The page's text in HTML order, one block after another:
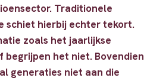
Traditionele
schiet hierbij echter tekort.
zoals het jaarlijkse
het niet. Bovendien
generaties niet aan die